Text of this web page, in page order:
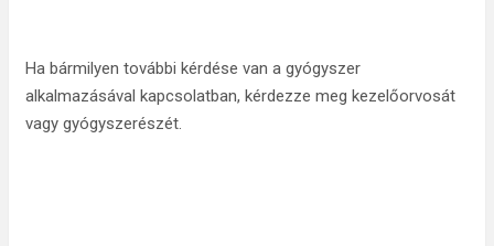
Ha bármilyen további kérdése van a gyógyszer
alkalmazásával kapcsolatban, kérdezze meg kezelőorvosát
vagy gyógyszerészét.